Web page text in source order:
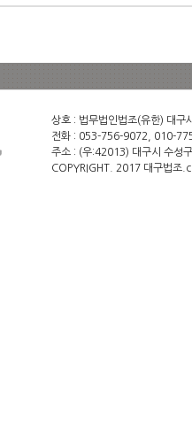
상호 : 법무법인법조(유한) 대
전화 : 053-756-9072, 010-
주소 : (우:42013) 대구시 수성
COPYRIGHT. 2017 대구법조